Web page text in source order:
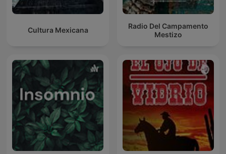
Cultura Mexicana
Radio Del Campamento
Mestizo